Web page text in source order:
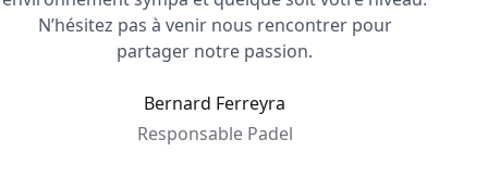
N’hésitez pas à venir nous rencontrer pour
partager notre passion.
Bernard Ferreyra
Responsable Padel